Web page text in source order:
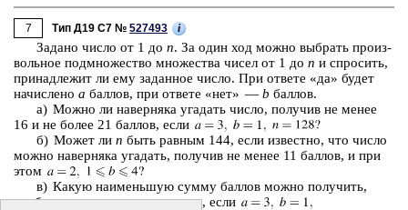
7 Тип Д19 C7 № 527493 i
За­да­но число от 1 до n. За один ход можно вы­брать про­из­
воль­ное под­мно­же­ство мно­же­ства чисел от 1 до n и спро­сить,
при­над­ле­жит ли ему за­дан­ное число. При от­ве­те «да» будет
на­чис­ле­но a бал­лов, при от­ве­те «нет» — b бал­лов.
а) Можно ли на­вер­ня­ка уга­дать число, по­лу­чив не менее
16 и не более 21 бал­лов, если
б) Может ли n быть рав­ным 144, если из­вест­но, что число
можно на­вер­ня­ка уга­дать, по­лу­чив не менее 11 бал­лов, и при
этом
в) Какую наи­мень­шую сумму бал­лов можно по­лу­чить,
чтобы на­вер­ня­ка уга­дать число, если